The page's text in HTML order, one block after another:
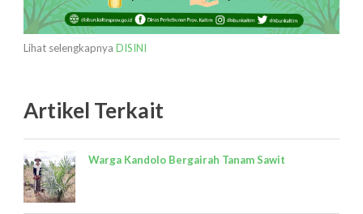
Lihat selengkapnya DISINI
Artikel Terkait
Warga Kandolo Bergairah Tanam Sawit